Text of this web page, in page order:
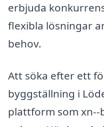
erbjuda
flexibla lösningar
behov.
Att söka efter ett
byggställning i
plattform som